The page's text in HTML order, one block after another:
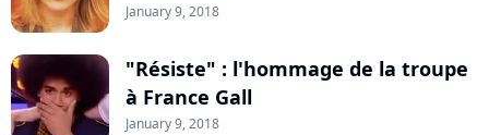
January 9, 2018
"Résiste" : l'hommage de la troupe
à France Gall
January 9, 2018